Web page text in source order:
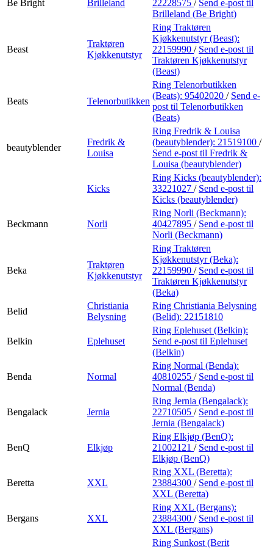
Be Bright Brilleland
22228575 / Send e-post til
Brilleland (Be Bright)
Beast
Traktøren
Kjøkkenutstyr
Ring Traktøren
Kjøkkenutstyr (Beast):
22159990 / Send e-post til
Traktøren Kjøkkenutstyr
(Beast)
Beats Telenorbutikken
Ring Telenorbutikken
(Beats): 95402020 / Send e-
post til Telenorbutikken
(Beats)
beautyblender
Fredrik &
Louisa
Ring Fredrik & Louisa
(beautyblender): 21519100 /
Send e-post til Fredrik &
Louisa (beautyblender)
Kicks
Ring Kicks (beautyblender):
33221027 / Send e-post til
Kicks (beautyblender)
Beckmann Norli
Ring Norli (Beckmann):
40427895 / Send e-post til
Norli (Beckmann)
Beka
Traktøren
Kjøkkenutstyr
Ring Traktøren
Kjøkkenutstyr (Beka):
22159990 / Send e-post til
Traktøren Kjøkkenutstyr
(Beka)
Belid
Christiania
Belysning
Ring Christiania Belysning
(Belid): 22151810
Belkin Eplehuset
Ring Eplehuset (Belkin):
Send e-post til Eplehuset
(Belkin)
Benda Normal
Ring Normal (Benda):
40810255 / Send e-post til
Normal (Benda)
Bengalack Jernia
Ring Jernia (Bengalack):
22710505 / Send e-post til
Jernia (Bengalack)
BenQ Elkjøp
Ring Elkjøp (BenQ):
21002121 / Send e-post til
Elkjøp (BenQ)
Beretta XXL
Ring XXL (Beretta):
23884300 / Send e-post til
XXL (Beretta)
Bergans XXL
Ring XXL (Bergans):
23884300 / Send e-post til
XXL (Bergans)
Ring Sunkost (Berit